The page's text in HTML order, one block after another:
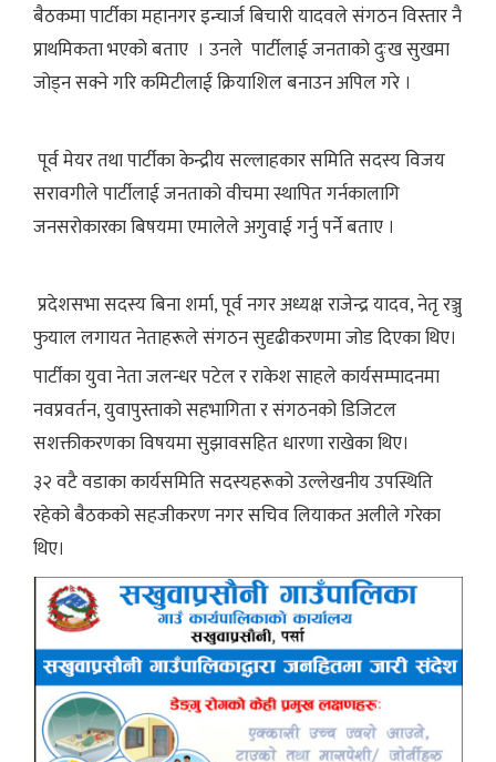
बैठकमा पार्टीका महानगर इन्चार्ज बिचारी यादवले संगठन विस्तार नै
प्राथमिकता भएको बताए । उनले पार्टीलाई जनताको दुःख सुखमा
जोड्न सक्ने गरि कमिटीलाई क्रियाशिल बनाउन अपिल गरे ।
पूर्व मेयर तथा पार्टीका केन्द्रीय सल्लाहकार समिति सदस्य विजय
सरावगीले पार्टीलाई जनताको वीचमा स्थापित गर्नकालागि
जनसरोकारका बिषयमा एमालेले अगुवाई गर्नु पर्ने बताए ।
प्रदेशसभा सदस्य बिना शर्मा, पूर्व नगर अध्यक्ष राजेन्द्र यादव, नेतृ रञ्जु
फुयाल लगायत नेताहरूले संगठन सुदृढीकरणमा जोड दिएका थिए।
पार्टीका युवा नेता जलन्धर पटेल र राकेश साहले कार्यसम्पादनमा
नवप्रवर्तन, युवापुस्ताको सहभागिता र संगठनको डिजिटल
सशक्तीकरणका विषयमा सुझावसहित धारणा राखेका थिए।
३२ वटै वडाका कार्यसमिति सदस्यहरूको उल्लेखनीय उपस्थिति
रहेको बैठकको सहजीकरण नगर सचिव लियाकत अलीले गरेका
थिए।